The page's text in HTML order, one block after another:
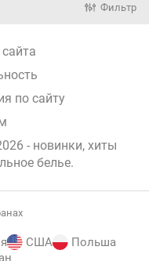
Фильтр
по сайту
- новинки, хиты
белье.
США
Польша